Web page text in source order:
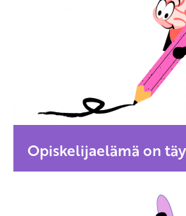
Opiskelijaelämä on